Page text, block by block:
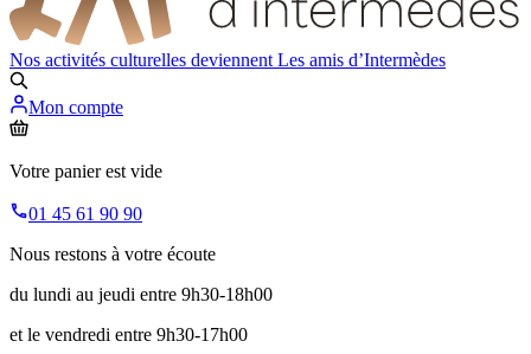
Nos activités culturelles deviennent Les amis d’Intermèdes
Mon compte
Votre panier est vide
01 45 61 90 90
Nous restons à votre écoute
du lundi au jeudi entre 9h30-18h00
et le vendredi entre 9h30-17h00